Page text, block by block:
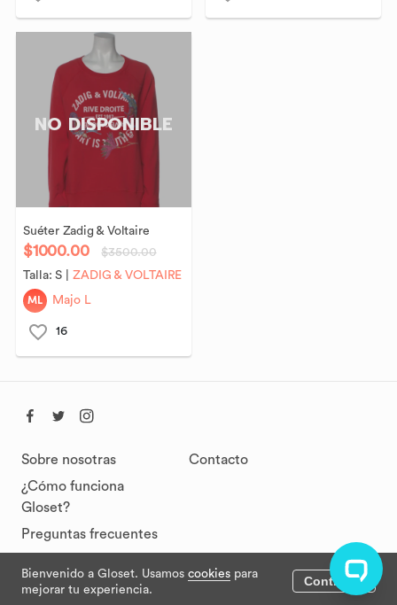
Bienvenido a Gloset. Usamos cookies para
mejorar tu experiencia.
Continuar
NO DISPONIBLE
Suéter Zadig & Voltaire
$1000.00
$3500.00
Talla:S ZADIG & VOLTAIRE
ML Majo L
16
Sobre nosotras
¿Cómo funciona
Gloset?
Preguntas frecuentes
Contacto
Términos y